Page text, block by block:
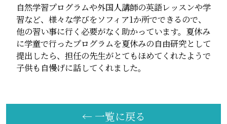
自然学習プログラムや外国人講師の英語レッスンや学
習など、様々な学びをソフィア1か所でできるので、
他の習い事に行く必要がなく助かっています。夏休み
に学童で行ったプログラムを夏休みの自由研究として
提出したら、担任の先生がとてもほめてくれたようで
子供も自慢げに話してくれました。
← 一覧に戻る